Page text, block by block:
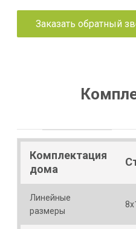
Заказать обратный
Комплектация
дома
Линейные
размеры